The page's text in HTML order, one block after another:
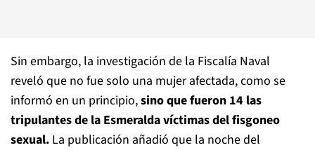
Sin embargo, la investigación de la Fiscalía Naval
reveló que no fue solo una mujer afectada, como se
informó en un principio,sino que fueron 14 las
tripulantes de la Esmeralda víctimas del fisgoneo
sexual. La publicación añadió que la noche del